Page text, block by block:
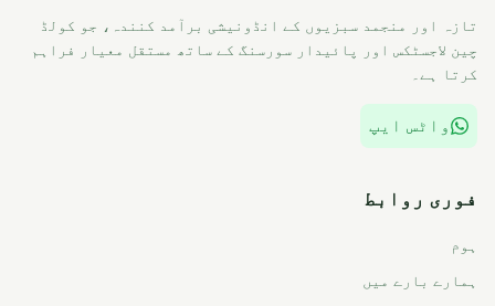
تازہ اور منجمد سبزیوں کے انڈونیشی برآمد کنندہ، جو کولڈ
چین لاجسٹکس اور پائیدار سورسنگ کے ساتھ مستقل معیار فراہم
کرتا ہے۔
واٹس ایپ
فوری روابط
ہوم
ہمارے بارے میں